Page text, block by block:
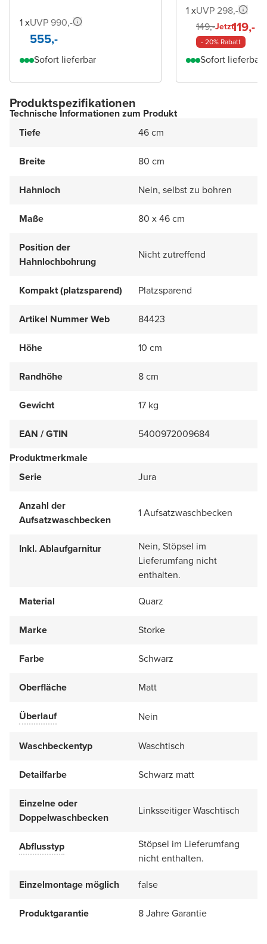
1 xUVP 990,-
555,-
Sofort lieferbar
1 xUVP 298,-
149,-Jetzt119,-
- 20% Rabatt
Sofort lieferbar
Produktspezifikationen
Technische Informationen zum Produkt
Tiefe
46 cm
Breite 80 cm
Hahnloch Nein, selbst zu bohren
Maße 80 x 46 cm
Position der
Hahnlochbohrung
Nicht zutreffend
Kompakt (platzsparend) Platzsparend
Artikel Nummer Web 84423
Höhe 10 cm
Randhöhe 8 cm
Gewicht 17 kg
EAN / GTIN
5400972009684
Produktmerkmale
Serie
Jura
Anzahl der
Aufsatzwaschbecken
1 Aufsatzwaschbecken
Inkl. Ablaufgarnitur
Nein, Stöpsel im
Lieferumfang nicht
enthalten.
Material
Quarz
Marke Storke
Farbe Schwarz
Oberfläche Matt
Überlauf Nein
Waschbeckentyp Waschtisch
Detailfarbe Schwarz matt
Einzelne oder
Doppelwaschbecken
Linksseitiger Waschtisch
Abflusstyp
Stöpsel im Lieferumfang
nicht enthalten.
Einzelmontage möglich
false
Produktgarantie 8 Jahre Garantie